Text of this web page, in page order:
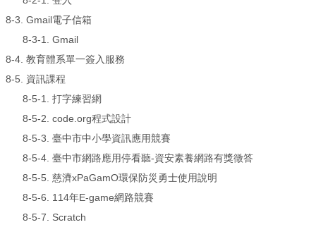
8-3. Gmail電子信箱
8-3-1. Gmail
8-4. 教育體系單一簽入服務
8-5. 資訊課程
8-5-1. 打字練習網
8-5-2. code.org程式設計
8-5-3. 臺中市中小學資訊應用競賽
8-5-4. 臺中市網路應用停看聽-資安素養網路有獎徵答
8-5-5. 慈濟xPaGamO環保防災勇士使用說明
8-5-6. 114年E-game網路競賽
8-5-7. Scratch